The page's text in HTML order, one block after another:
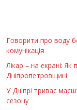
Говорити про воду
комунікація
Лікар – на екрані:
Дніпропетровщині
У Дніпрі триває
сезону